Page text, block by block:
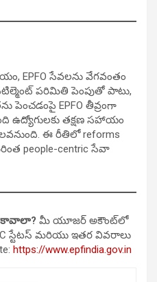
EPFO సేవలను వేగవంతం
పరిమితి పెంపుతో పాటు,
పెంచడంపై EPFO తీవ్రంగా
ఉద్యోగులకు తక్షణ సహాయం
ఈ రీతిలో reforms
people-centric సేవా
కావాలా? మీ యూజర్ అకౌంట్‌లో
స్టేటస్ మరియు ఇతర వివరాలు
https://www.epfindia.gov.in